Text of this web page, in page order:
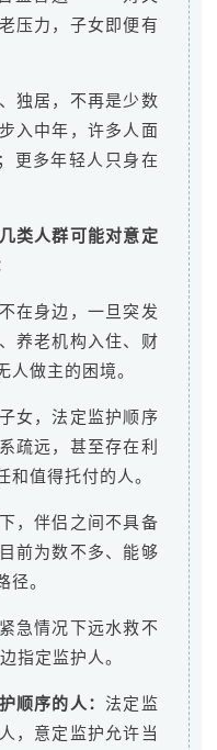
压力，子女即便有
独居，不再是少数
入中年，许多人面
更多年轻人只身在
类人群可能对意定
在身边，一旦突发
养老机构入住、财
人做主的困境。
女，法定监护顺序
疏远，甚至存在利
和值得托付的人。
，伴侣之间不具备
前为数不多、能够
径。
紧急情况下远水救不
指定监护人。
顺序的人：法定监
，意定监护允许当